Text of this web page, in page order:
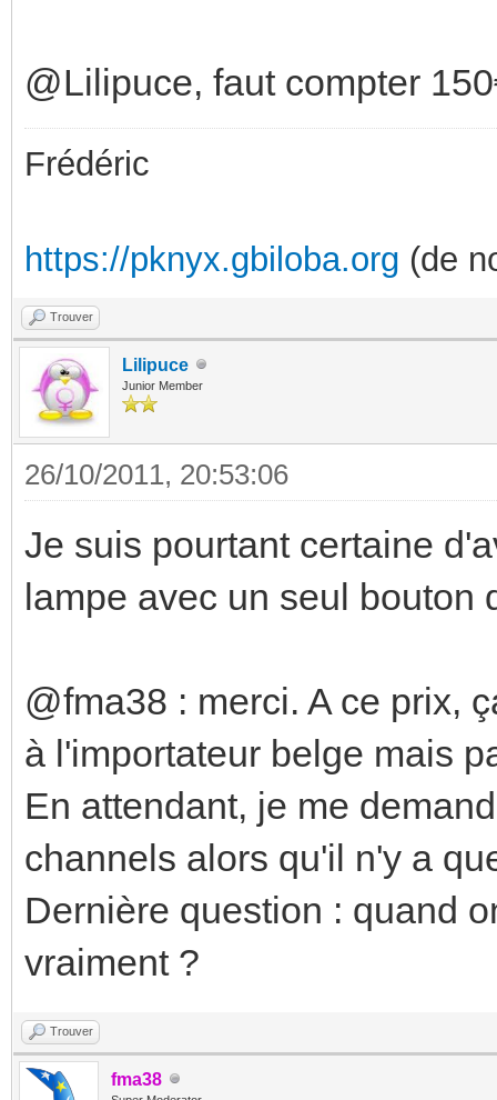
@Lilipuce, faut compter
Frédéric
https://pknyx.gbiloba.org (de
Trouver
Lilipuce
Junior Member
26/10/2011, 20:53:06
Je suis pourtant certaine
lampe avec un seul bouton
@fma38 : merci. A ce prix,
à l'importateur belge mais
En attendant, je me
channels alors qu'il n'y a
Dernière question : quand
vraiment ?
Trouver
fma38